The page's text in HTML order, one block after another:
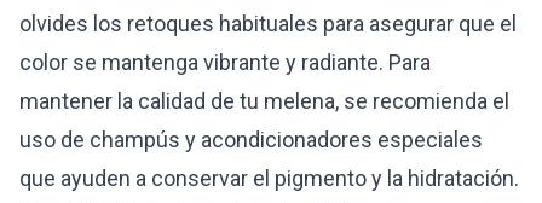
olvides los retoques habituales para asegurar que el
color se mantenga vibrante y radiante. Para
mantener la calidad de tu melena, se recomienda el
uso de champús y acondicionadores especiales
que ayuden a conservar el pigmento y la hidratación.